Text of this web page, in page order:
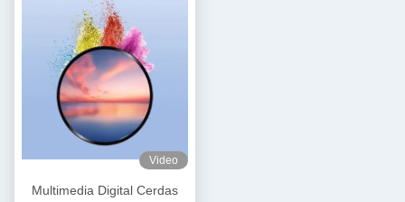
Video
Multimedia Digital Cerdas